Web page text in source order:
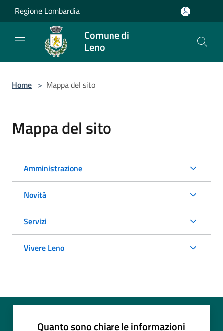
Salta al contenuto principale
Regione Lombardia
Comune di
Leno
Home > Mappa del sito
Mappa del sito
Amministrazione
Novità
Servizi
Vivere Leno
Quanto sono chiare le informazioni